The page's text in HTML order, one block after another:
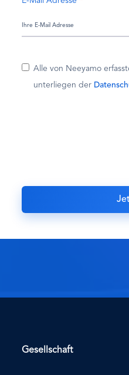
Alle von Neeyamo
unterliegen der
Gesellschaft